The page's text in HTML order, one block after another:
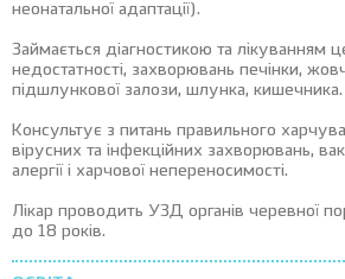
неонатальної адаптації).
Займається діагностикою та лікуванням
недостатності, захворювань печінки,
підшлункової залози, шлунка, кишечника.
Консультує з питань правильного
вірусних та інфекційних захворювань,
алергії і харчової непереносимості.
Лікар проводить УЗД органів черевної
до 18 років.